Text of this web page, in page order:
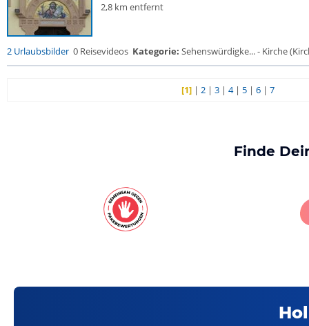
2,8 km entfernt
2 Urlaubsbilder 0 Reisevideos Kategorie: Sehenswürdigke... - Kirche
[1] |2 |3 |4| 5 |6 |7
Finde